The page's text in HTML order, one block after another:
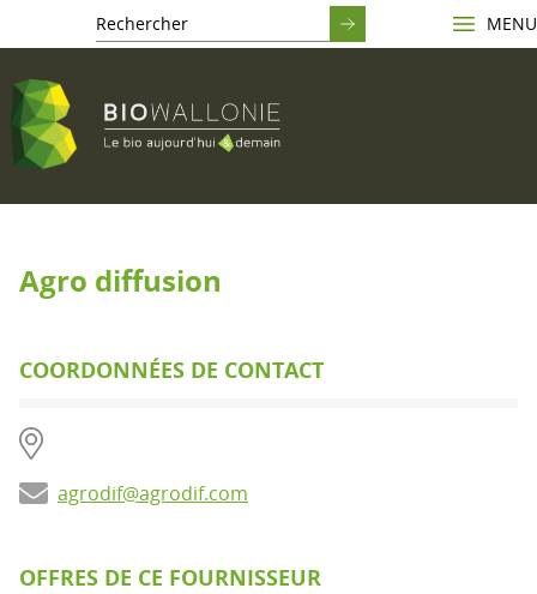
MENU
Agro diffusion
COORDONNÉES DE CONTACT
agrodif@agrodif.com
OFFRES DE CE FOURNISSEUR